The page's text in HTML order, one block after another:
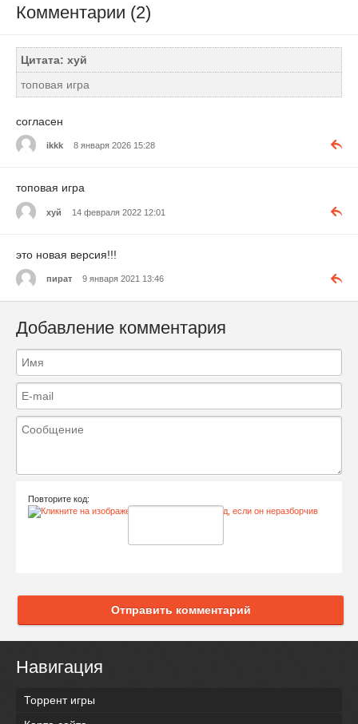
Комментарии (2)
Цитата: хуй
топовая игра
согласен
ikkk 8 января 2026 15:28
топовая игра
хуй 14 февраля 2022 12:01
это новая версия!!!
пират 9 января 2021 13:46
Добавление комментария
Повторите код:
Отправить комментарий
Навигация
Торрент игры